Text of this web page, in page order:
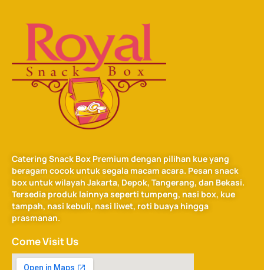
Catering Snack Box Premium dengan pilihan kue yang
beragam cocok untuk segala macam acara. Pesan snack
box untuk wilayah Jakarta, Depok, Tangerang, dan Bekasi.
Tersedia produk lainnya seperti tumpeng, nasi box, kue
tampah, nasi kebuli, nasi liwet, roti buaya hingga
prasmanan.
Come Visit Us